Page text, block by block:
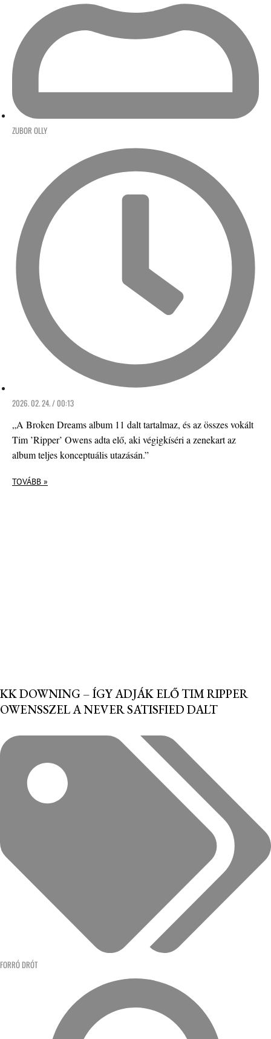
ZUBOR OLLY
2026. 02. 24. / 00:13
„A Broken Dreams album 11 dalt tartalmaz, és az összes vokált
Tim ’Ripper’ Owens adta elő, aki végigkíséri a zenekart az
album teljes konceptuális utazásán.”
TOVÁBB »
KK DOWNING – ÍGY ADJÁK ELŐ TIM RIPPER
OWENSSZEL A NEVER SATISFIED DALT
FORRÓ DRÓT